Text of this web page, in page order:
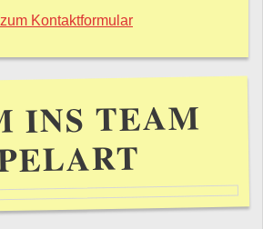
Kontaktformular
INS TEAM